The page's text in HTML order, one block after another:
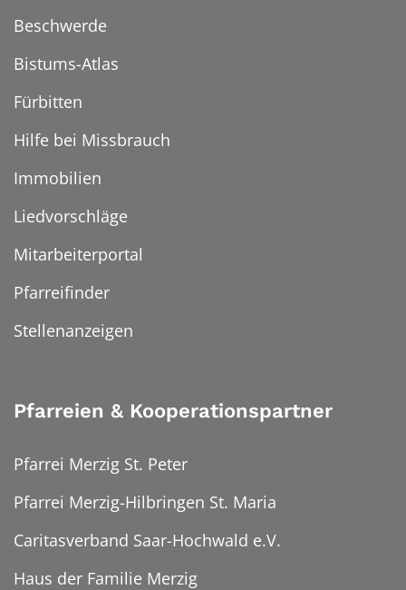
Beschwerde
Bistums-Atlas
Fürbitten
Hilfe bei Missbrauch
Immobilien
Liedvorschläge
Mitarbeiterportal
Pfarreifinder
Stellenanzeigen
Pfarreien & Kooperationspartner
Pfarrei Merzig St. Peter
Pfarrei Merzig-Hilbringen St. Maria
Caritasverband Saar-Hochwald e.V.
Haus der Familie Merzig